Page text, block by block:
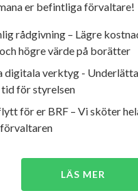
er befintliga förvaltare!
rådgivning – Lägre
högre värde på borätter
digitala verktyg -
för styrelsen
för er BRF – Vi sköter
LÄS MER